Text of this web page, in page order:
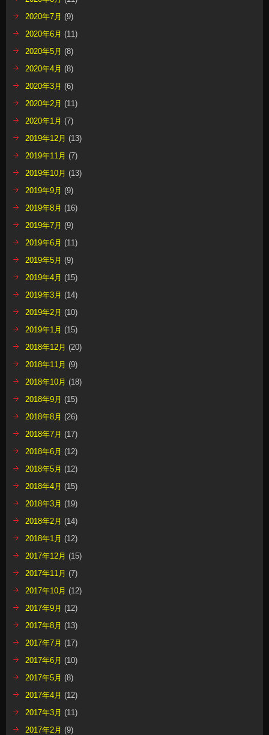
2020年7月 (9)
2020年6月 (11)
2020年5月 (8)
2020年4月 (8)
2020年3月 (6)
2020年2月 (11)
2020年1月 (7)
2019年12月 (13)
2019年11月 (7)
2019年10月 (13)
2019年9月 (9)
2019年8月 (16)
2019年7月 (9)
2019年6月 (11)
2019年5月 (9)
2019年4月 (15)
2019年3月 (14)
2019年2月 (10)
2019年1月 (15)
2018年12月 (20)
2018年11月 (9)
2018年10月 (18)
2018年9月 (15)
2018年8月 (26)
2018年7月 (17)
2018年6月 (12)
2018年5月 (12)
2018年4月 (15)
2018年3月 (19)
2018年2月 (14)
2018年1月 (12)
2017年12月 (15)
2017年11月 (7)
2017年10月 (12)
2017年9月 (12)
2017年8月 (13)
2017年7月 (17)
2017年6月 (10)
2017年5月 (8)
2017年4月 (12)
2017年3月 (11)
2017年2月 (9)